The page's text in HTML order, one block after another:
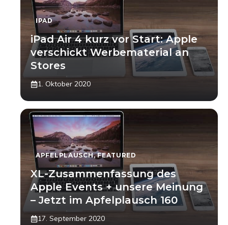
IPAD
iPad Air 4 kurz vor Start: Apple
verschickt Werbematerial an
Stores
1. Oktober 2020
APFELPLAUSCH,FEATURED
XL-Zusammenfassung des
Apple Events + unsere Meinung
– Jetzt im Apfelplausch 160
17. September 2020